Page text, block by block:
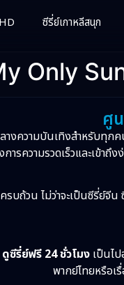
ซีรี่ย์เกาหลีสนุก
Only
ศู
ความบันเทิงสำหรับทุก
ารความรวดเร็วและเข้า
ครบถ้วน ไม่ว่าจะเป็นซีรี่ย์
ดูซีรี่ย์ฟรี 24 ชั่วโมงเป็นไป
พากย์ไทยหรือเ